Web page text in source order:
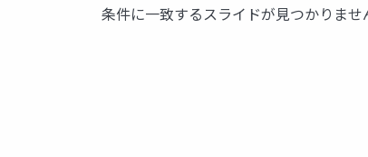
条件に一致するスライドが見つかりませ